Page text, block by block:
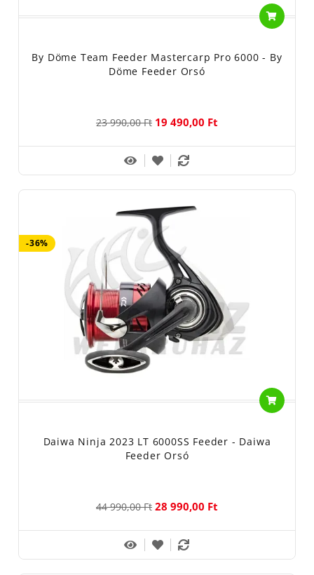
By Döme Team Feeder Mastercarp Pro 6000 - By
Döme Feeder Orsó
23 990,00 Ft 19 490,00 Ft
-36%
Daiwa Ninja 2023 LT 6000SS Feeder - Daiwa
Feeder Orsó
44 990,00 Ft 28 990,00 Ft